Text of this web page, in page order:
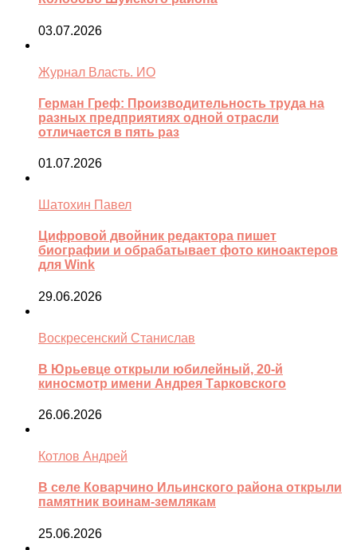
03.07.2026
Журнал Власть. ИО
Герман Греф: Производительность труда на
разных предприятиях одной отрасли
отличается в пять раз
01.07.2026
Шатохин Павел
Цифровой двойник редактора пишет
биографии и обрабатывает фото киноактеров
для Wink
29.06.2026
Воскресенский Станислав
В Юрьевце открыли юбилейный, 20-й
киносмотр имени Андрея Тарковского
26.06.2026
Котлов Андрей
В селе Коварчино Ильинского района открыли
памятник воинам-землякам
25.06.2026